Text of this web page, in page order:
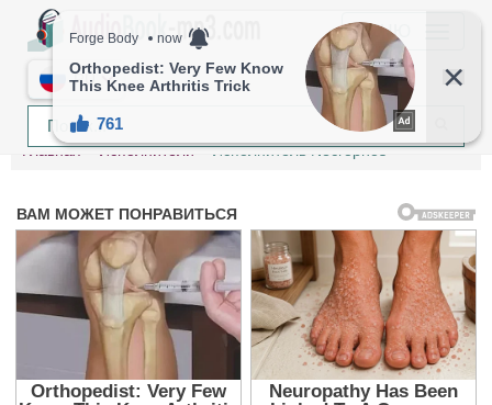
МЕНЮ
RU
Главная Исполнители Исполнитель Necrophos